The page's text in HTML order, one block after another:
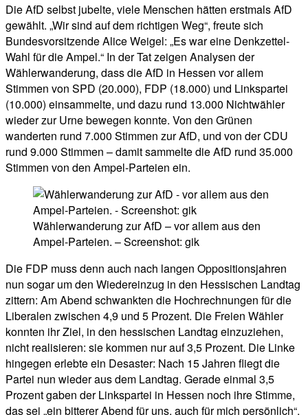
Die AfD selbst jubelte, viele Menschen hätten erstmals AfD
gewählt. „Wir sind auf dem richtigen Weg“, freute sich
Bundesvorsitzende Alice Weigel: „Es war eine Denkzettel-
Wahl für die Ampel.“ In der Tat zeigen Analysen der
Wählerwanderung, dass die AfD in Hessen vor allem
Stimmen von SPD (20.000), FDP (18.000) und Linkspartei
(10.000) einsammelte, und dazu rund 13.000 Nichtwähler
wieder zur Urne bewegen konnte. Von den Grünen
wanderten rund 7.000 Stimmen zur AfD, und von der CDU
rund 9.000 Stimmen – damit sammelte die AfD rund 35.000
Stimmen von den Ampel-Parteien ein.
Wählerwanderung zur AfD – vor allem aus den
Ampel-Parteien. – Screenshot: gik
Die FDP muss denn auch nach langen Oppositionsjahren
nun sogar um den Wiedereinzug in den Hessischen Landtag
zittern: Am Abend schwankten die Hochrechnungen für die
Liberalen zwischen 4,9 und 5 Prozent. Die Freien Wähler
konnten ihr Ziel, in den hessischen Landtag einzuziehen,
nicht realisieren: sie kommen nur auf 3,5 Prozent. Die Linke
hingegen erlebte ein Desaster: Nach 15 Jahren fliegt die
Partei nun wieder aus dem Landtag. Gerade einmal 3,5
Prozent gaben der Linkspartei in Hessen noch ihre Stimme,
das sei „ein bitterer Abend für uns, auch für mich persönlich“,